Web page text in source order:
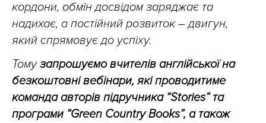
кордони, обмін досвідом заряджає та
надихає, а постійний розвиток – двигун,
який спрямовує до успіху.
Томузапрошуємо вчителів англійської на
безкоштовні вебінари, якіпроводитиме
команда авторів підручника “Stories” та
програми “Green Country Books”, а також